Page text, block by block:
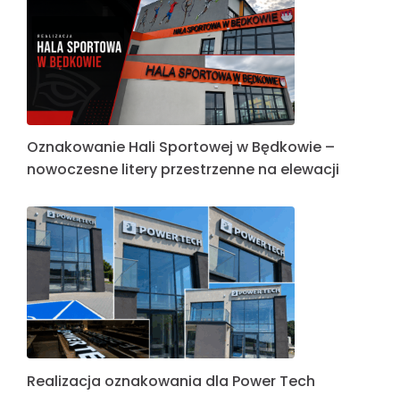
Oznakowanie Hali Sportowej w Będkowie –
nowoczesne litery przestrzenne na elewacji
Realizacja oznakowania dla Power Tech